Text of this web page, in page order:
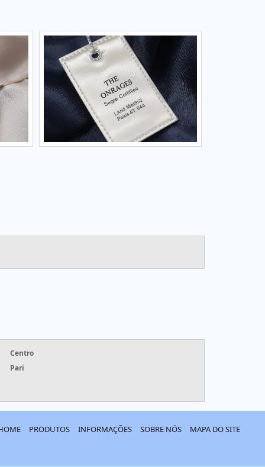
Centro
Pari
PRODUTOS INFORMAÇÕES SOBRE NÓS MAPA DO SITE